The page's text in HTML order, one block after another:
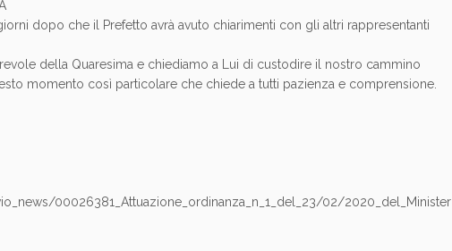
dopo che il Prefetto avrà avuto chiarimenti con gli altri rappresentanti
della Quaresima e chiediamo a Lui di custodire il nostro cammino
momento così particolare che chiede a tutti pazienza e comprensione.
00026381_Attuazione_ordinanza_n_1_del_23/02/2020_del_Minister